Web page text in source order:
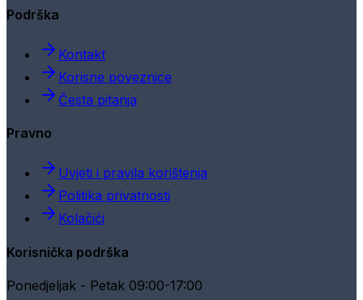
Podrška
Kontakt
Korisne poveznice
Česta pitanja
Pravno
Uvjeti i pravila korištenja
Politika privatnosti
Kolačići
Korisnička podrška
Ponedjeljak - Petak 09:00-17:00